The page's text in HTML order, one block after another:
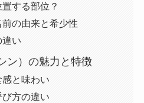
する部位？
の由来と希少性
違い
ン）の魅力と特徴
と味わい
方の違い